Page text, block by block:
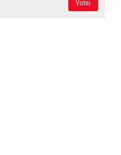
Voter